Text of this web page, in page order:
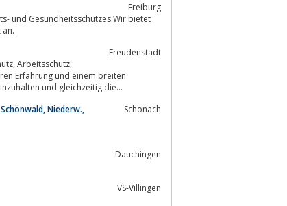
Freiburg
Freudenstadt
gesetzlichen Vorgaben einzuhalten und gleichzeitig die...
Niederw.,
Schonach
Dauchingen
VS-Villingen